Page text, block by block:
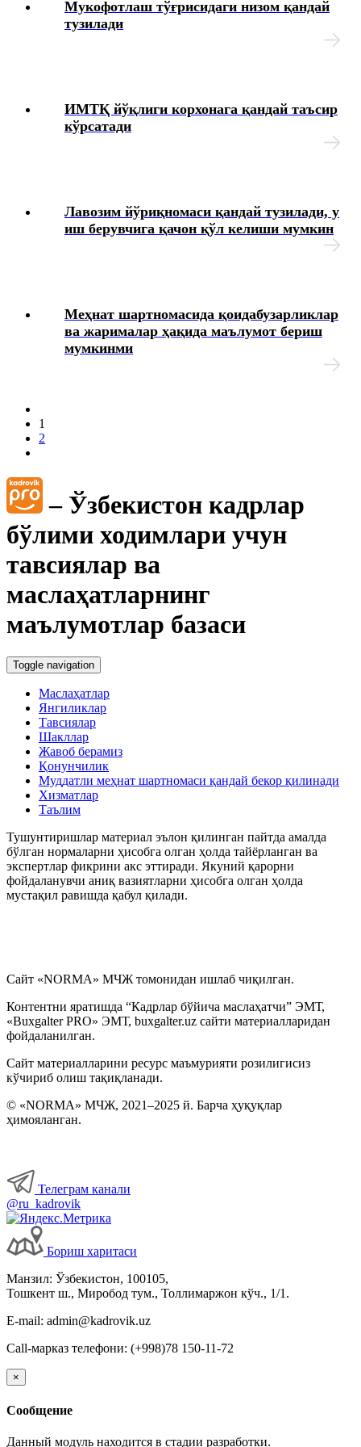
Мукофотлаш тўғрисидаги низом қандай
тузилади
ИМТҚ йўқлиги корхонага қандай таъсир
кўрсатади
Лавозим йўриқномаси қандай тузилади, у
иш берувчига қачон қўл келиши мумкин
Меҳнат шартномасида қоидабузарликлар
ва жарималар ҳақида маълумот бериш
мумкинми
1
2
– Ўзбекистон кадрлар
бўлими ходимлари учун
тавсиялар ва
маслаҳатларнинг
маълумотлар базаси
Toggle navigation
Маслаҳатлар
Янгиликлар
Тавсиялар
Шакллар
Жавоб берамиз
Қонунчилик
Муддатли меҳнат шартномаси қандай бекор қилинади
Хизматлар
Таълим
Тушунтиришлар материал эълон қилинган пайтда амалда
бўлган нормаларни ҳисобга олган ҳолда тайёрланган ва
экспертлар фикрини акс эттиради. Якуний қарорни
фойдаланувчи аниқ вазиятларни ҳисобга олган ҳолда
мустақил равишда қабул қилади.
Сайт «NORMA» МЧЖ томонидан ишлаб чиқилган.
Контентни яратишда “Кадрлар бўйича маслаҳатчи” ЭМТ,
«Buxgalter PRO» ЭМТ, buxgalter.uz сайти материалларидан
фойдаланилган.
Сайт материалларини ресурс маъмурияти розилигисиз
кўчириб олиш тақиқланади.
© «NORMA» МЧЖ, 2021–2025 й. Барча ҳуқуқлар
ҳимояланган.
Телеграм канали
@ru_kadrovik
Бориш харитаси
Манзил: Ўзбекистон, 100105,
Тошкент ш., Миробод тум., Толлимаржон кўч., 1/1.
E-mail: admin@kadrovik.uz
Call-марказ телефони: (+998)78 150-11-72
×
Сообщение
Данный модуль находится в стадии разработки.